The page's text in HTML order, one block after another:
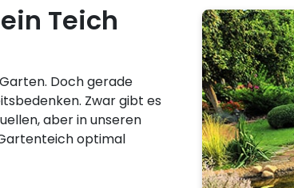
Teich
Doch gerade
Zwar gibt es
aber in unseren
optimal